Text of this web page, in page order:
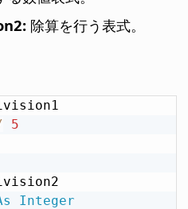
除算を行う表式。
5
Integer